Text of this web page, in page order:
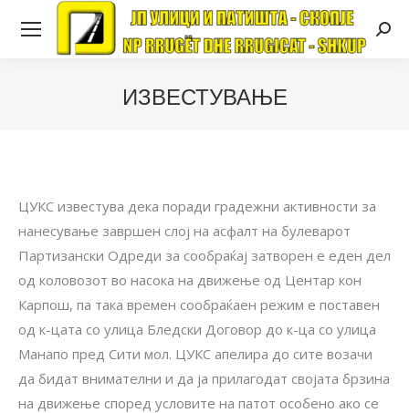
ИЗВЕСТУВАЊЕ
ЦУКС известува дека поради градежни активности за
нанесување завршен слој на асфалт на булеварот
Партизански Одреди за сообраќај затворен е еден дел
од коловозот во насока на движење од Центар кон
Карпош, па така времен сообраќаен режим е поставен
од к-цата со улица Бледски Договор до к-ца со улица
Манапо пред Сити мол. ЦУКС апелира до сите возачи
да бидат внимателни и да ја прилагодат својата брзина
на движење според условите на патот особено ако се